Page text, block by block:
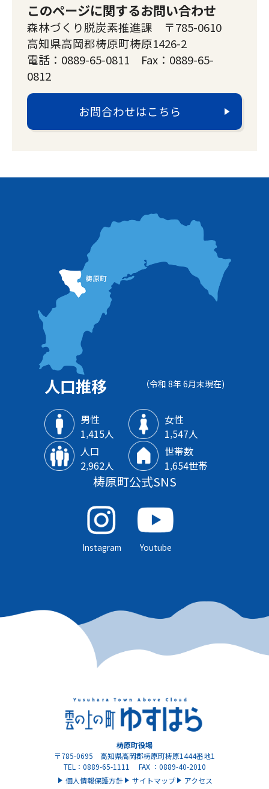
このページに関するお問い合わせ
森林づくり脱炭素推進課 〒785-0610
高知県高岡郡梼原町梼原1426-2
電話：0889-65-0811 Fax：0889-65-
0812
お問合わせはこちら
人口推移 （令和 8年 6月末現在)
男性
1‚415人
女性
1‚547人
人口
2‚962人
世帯数
1‚654世帯
梼原町公式SNS
Instagram Youtube
梼原町役場
〒785-0695 高知県高岡郡梼原町梼原1444番地1
TEL：0889-65-1111 FAX ：0889-40-2010
個人情報保護方針
サイトマップ アクセス